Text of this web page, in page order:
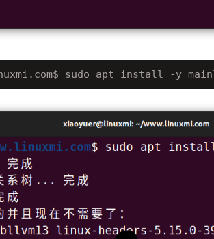
sudo apt install -y